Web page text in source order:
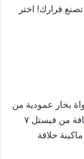
قرارك! اختر
٤٥٨ سبايدر . مكواة بخار عمودية من
فيليبس . مكنسة كهربائية من دايوو . غسالة و نشافة من فيستل ٧
. ماكينة حلاقة